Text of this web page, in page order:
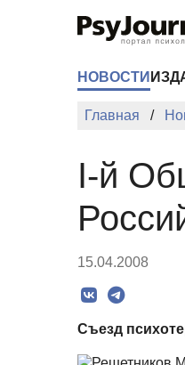
НОВОСТИ
Главная
I-й
15.04.2008
Съезд